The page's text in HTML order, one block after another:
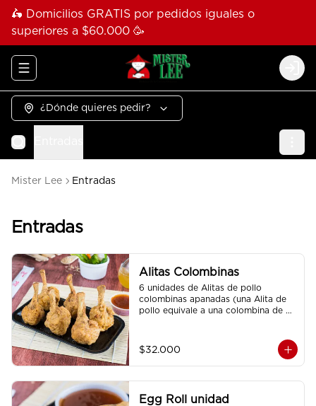
🛵 Domicilios GRATIS por pedidos iguales o
superiores a $60.000 🥳
Abrir menu de navegación
¿Dónde quieres pedir?
Mister Lee Entradas
Entradas
Alitas Colombinas
6 unidades de Alitas de pollo
colombinas apanadas (una Alita de
pollo equivale a una colombina de
$32.000
Egg Roll unidad